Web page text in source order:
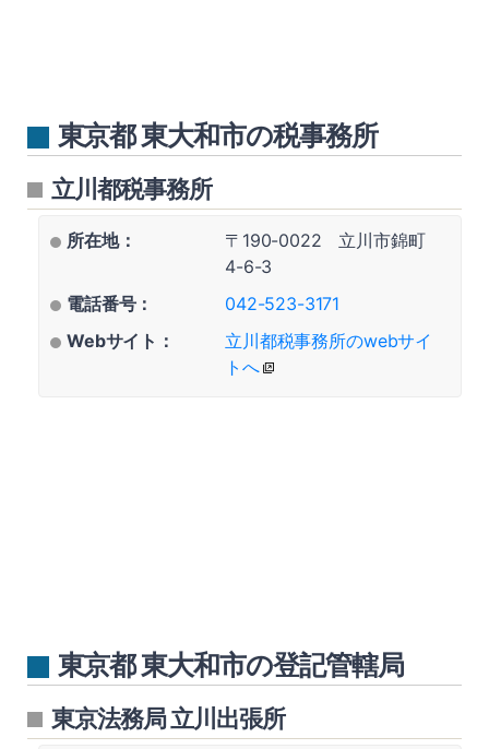
東京都 東大和市の税事務所
立川都税事務所
所在地：
〒190-0022 立川市錦町
4-6-3
電話番号：
042-523-3171
Webサイト：
立川都税事務所のwebサイ
トへ
東京都 東大和市の登記管轄局
東京法務局 立川出張所